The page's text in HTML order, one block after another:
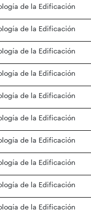
de la Edificación
de la Edificación
de la Edificación
de la Edificación
de la Edificación
de la Edificación
de la Edificación
de la Edificación
de la Edificación
de la Edificación